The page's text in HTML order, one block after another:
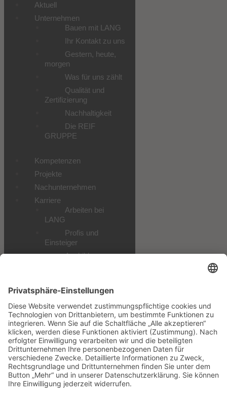
Aktuell
Unternehmen
Bauen mit LANG
Ihr Kontakt zu uns
Gestern, heute,
morgen
Was für uns zählt
Qualität und
Zertifizierung
Nachhaltigkeit
Die REIF
GRUPPE
Kompetenzen
Projekte
Nachunternehmen
Karriere
Arbeiten bei
LANG
Profis und
Einsteiger
Ausbildung
Alle
Stellenangebote
Downloads
Datenschutz
Impressum